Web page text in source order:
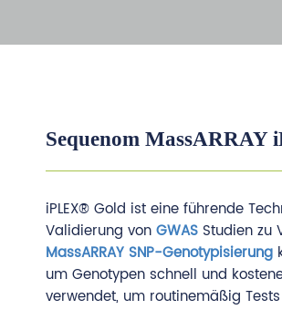
Sequenom MassARRAY
iPLEX® Gold ist eine führende
Validierung von GWAS Studien zu
MassARRAY SNP-Genotypisierung
um Genotypen schnell und
verwendet, um routinemäßig